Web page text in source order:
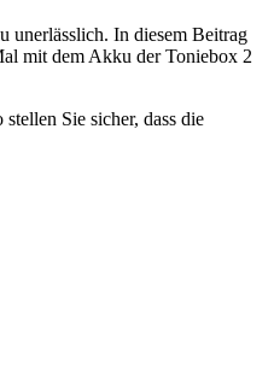
unerlässlich. In diesem Beitrag
mit dem Akku der Toniebox 2
Sie sicher, dass die